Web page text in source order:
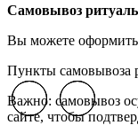
Самовывоз
Вы можете оформить
Пункты самовывоза
Важно: самовывоз
сайте, чтобы
Previous slideNext slide
Previous slideNext slide
Previous slideNext slide